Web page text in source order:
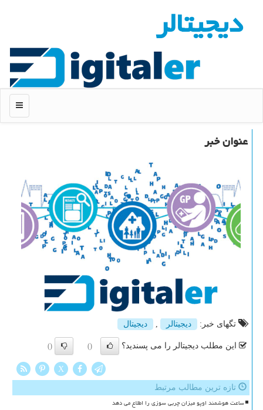
دیجیتالر
منو
عنوان خبر
تگهای خبر: دیجیتالر دیجیتال
این مطلب دیجیتالر را می پسندید؟ ()
()
X
تازه ترین مطالب مرتبط
ساعت هوشمند اوپو میزان چربی سوزی را اطلاع می دهد